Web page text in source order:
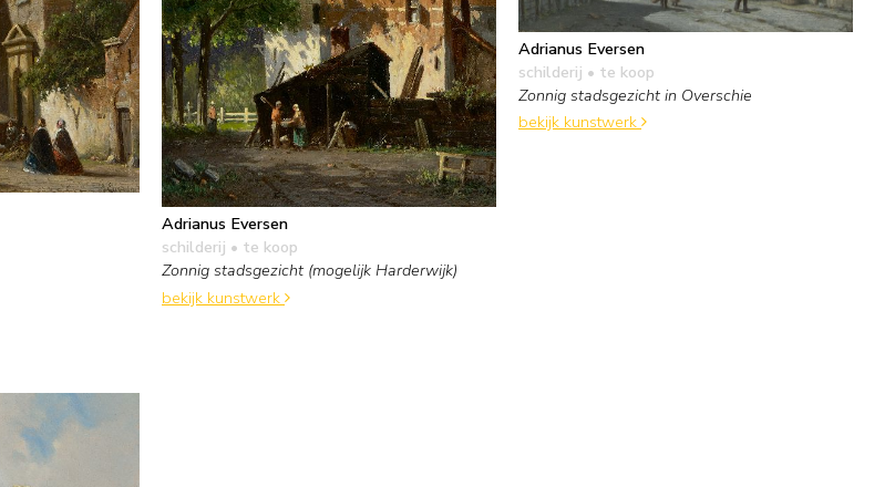
Adrianus Eversen
schilderij • te koop
Zonnig stadsgezicht (mogelijk Harderwijk)
bekijk kunstwerk
Adrianus Eversen
schilderij • te koop
Zonnig stadsgezicht in Overschie
bekijk kunstwerk